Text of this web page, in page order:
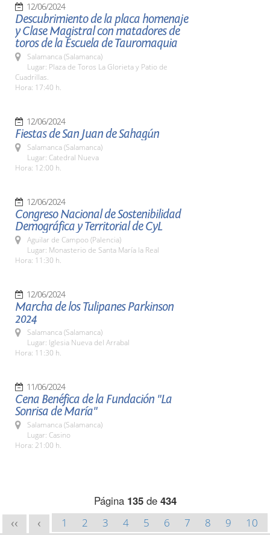
12/06/2024
Descubrimiento de la placa homenaje
y Clase Magistral con matadores de
toros de la Escuela de Tauromaquia
Salamanca (Salamanca)
Lugar: Plaza de Toros La Glorieta y Patio de
Cuadrillas.
Hora: 17:40 h.
12/06/2024
Fiestas de San Juan de Sahagún
Salamanca (Salamanca)
Lugar: Catedral Nueva
Hora: 12:00 h.
12/06/2024
Congreso Nacional de Sostenibilidad
Demográfica y Territorial de CyL
Aguilar de Campoo (Palencia)
Lugar: Monasterio de Santa María la Real
Hora: 11:30 h.
12/06/2024
Marcha de los Tulipanes Parkinson
2024
Salamanca (Salamanca)
Lugar: Iglesia Nueva del Arrabal
Hora: 11:30 h.
11/06/2024
Cena Benéfica de la Fundación "La
Sonrisa de María"
Salamanca (Salamanca)
Lugar: Casino
Hora: 21:00 h.
Página 135de 434
<< < 1 2 3 4 5 6 7 8 9
10